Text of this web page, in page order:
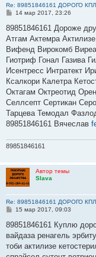
Re: 89851846161 ДОРОГО
С
о
щ
е
и
е
14 мар 2017, 23:26
89851846161 Дороже
Атгам Актемра
Вифенд Вирокомб
Гиотриф Гонал Газива
Исентресс Интратект
Ксалкори Калетра
Октагам Октреотид
Селлсепт Сертикан
Тарцева Темодал
89851846161 Вячеслав
89851846161
Автор темы
Slava
Re: 89851846161 ДОРОГО
С
о
щ
е
15 мар 2017, 09:03
89851846161 Куплю
вайдаза ренагель
тоби актилизе